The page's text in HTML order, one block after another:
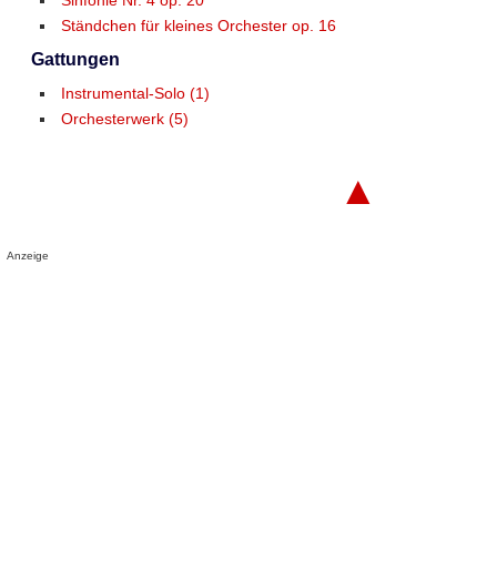
Ständchen für kleines Orchester op. 16
Gattungen
Instrumental-Solo (1)
Orchesterwerk (5)
▲
Anzeige